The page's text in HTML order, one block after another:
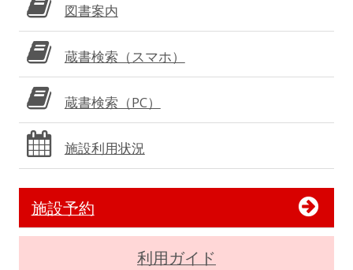
図書案内
蔵書検索（スマホ）
蔵書検索（PC）
施設利用状況
施設予約
利用ガイド